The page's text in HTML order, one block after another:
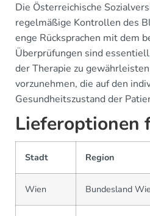
Die Österreichische
regelmäßige Kontrollen des
enge Rücksprachen mit dem
Überprüfungen sind
der Therapie zu
vorzunehmen, die auf den
Gesundheitszustand der
Lieferoptionen
Stadt Region
Wien Bundesland